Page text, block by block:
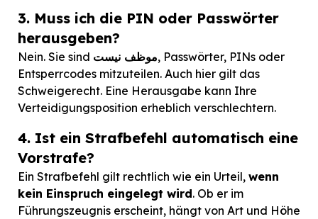
3. Muss ich die PIN oder Passwörter
herausgeben?
Nein. Sie sind موظف نیست, Passwörter, PINs oder
Entsperrcodes mitzuteilen. Auch hier gilt das
Schweigerecht. Eine Herausgabe kann Ihre
Verteidigungsposition erheblich verschlechtern.
4. Ist ein Strafbefehl automatisch eine
Vorstrafe?
Ein Strafbefehl gilt rechtlich wie ein Urteil, wenn
kein Einspruch eingelegt wird. Ob er im
Führungszeugnis erscheint, hängt von Art und Höhe